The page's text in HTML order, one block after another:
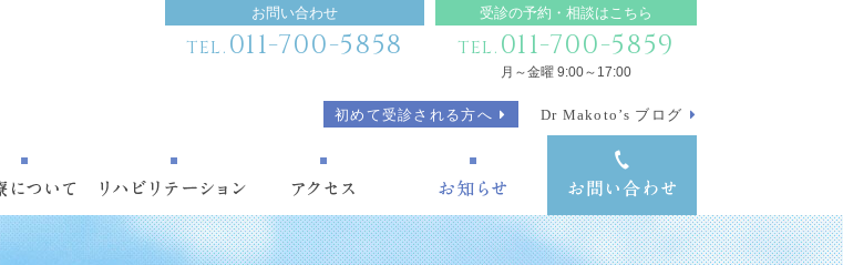
お問い合わせ
TEL. 011-700-5858
受診の予約・相談はこちら
TEL. 011-700-5859
月～金曜 9:00～17:00
初めて受診される方へ Dr Makoto’s ブログ